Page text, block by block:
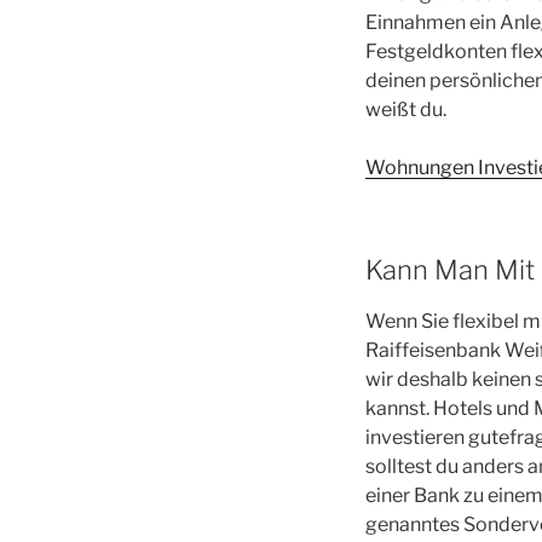
Einnahmen ein
Festgeldkonten
deinen
weißt du.
Wohnungen
Kann Man
Wenn Sie flexibel
Raiffeisenbank
wir deshalb keinen
kannst. Hotels und
investieren
solltest du anders
einer Bank zu
genanntes